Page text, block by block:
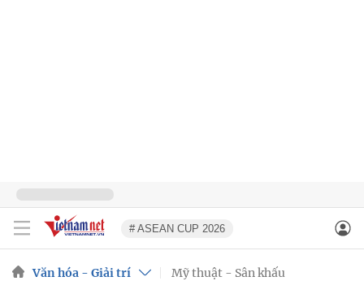
# ASEAN CUP 2026
Văn hóa - Giải trí Mỹ thuật - Sân khấu